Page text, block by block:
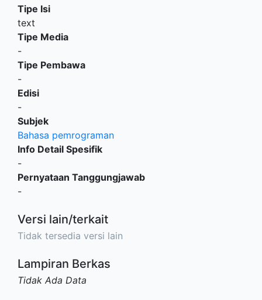
Tipe Isi
text
Tipe Media
-
Tipe Pembawa
-
Edisi
-
Subjek
Bahasa pemrograman
Info Detail Spesifik
-
Pernyataan Tanggungjawab
-
Versi lain/terkait
Tidak tersedia versi lain
Lampiran Berkas
Tidak Ada Data